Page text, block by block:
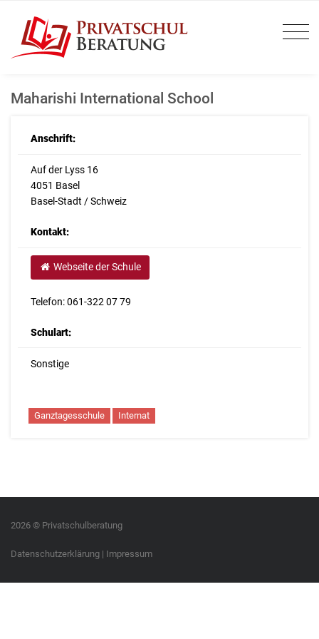
Maharishi International School
Anschrift:
Auf der Lyss 16
4051 Basel
Basel-Stadt / Schweiz
Kontakt:
Webseite der Schule
Telefon: 061-322 07 79
Schulart:
Sonstige
Ganztagesschule Internat
2026 © Privatschulberatung
Datenschutzerklärung | Impressum